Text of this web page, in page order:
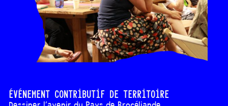
Événement contributif de territoire